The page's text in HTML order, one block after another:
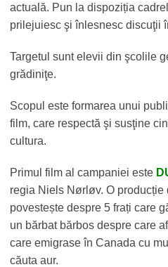
actuală. Pun la dispoziția
prilejuiesc şi înlesnesc discuţii
Targetul sunt elevii din şcolile
grădiniţe.
Scopul este formarea unui
film, care respectă şi susţine
cultura.
Primul film al campaniei este
regia Niels Nørløv. O producție
povestește despre 5 frați care
un bărbat bărbos despre care
care emigrase în Canada cu
căuta aur.